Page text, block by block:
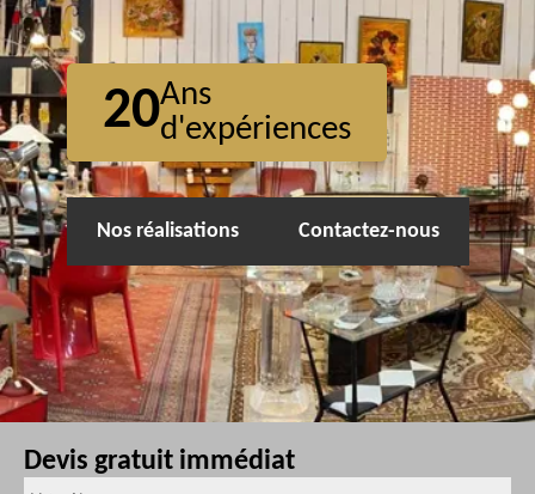
20Ans
d'expériences
Nos réalisations Contactez-nous
Devis gratuit immédiat